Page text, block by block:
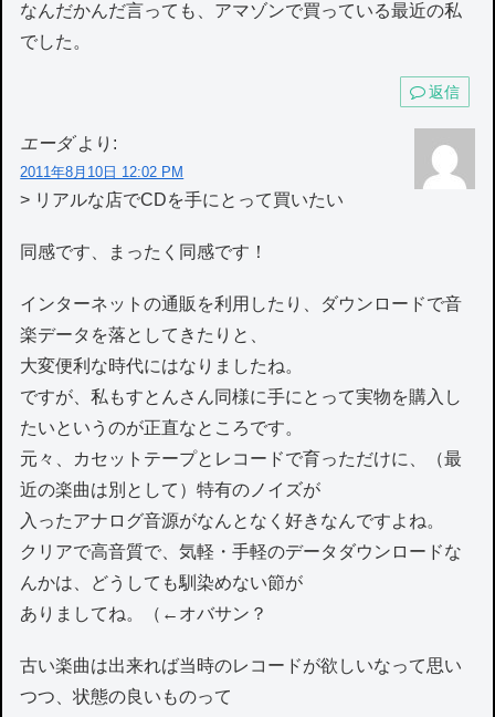
なんだかんだ言っても、アマゾンで買っている最近の私
でした。
返信
エーダ より:
2011年8月10日 12:02 PM
> リアルな店でCDを手にとって買いたい
同感です、まったく同感です！
インターネットの通販を利用したり、ダウンロードで音
楽データを落としてきたりと、
大変便利な時代にはなりましたね。
ですが、私もすとんさん同様に手にとって実物を購入し
たいというのが正直なところです。
元々、カセットテープとレコードで育っただけに、（最
近の楽曲は別として）特有のノイズが
入ったアナログ音源がなんとなく好きなんですよね。
クリアで高音質で、気軽・手軽のデータダウンロードな
んかは、どうしても馴染めない節が
ありましてね。（←オバサン？
古い楽曲は出来れば当時のレコードが欲しいなって思い
つつ、状態の良いものって